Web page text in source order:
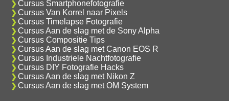
Cursus Smartphonefotografie
Cursus Van Korrel naar Pixels
Cursus Timelapse Fotografie
Cursus Aan de slag met de Sony Alpha
Cursus Compositie Tips
Cursus Aan de slag met Canon EOS R
Cursus Industriele Nachtfotografie
Cursus DIY Fotografie Hacks
Cursus Aan de slag met Nikon Z
Cursus Aan de slag met OM System